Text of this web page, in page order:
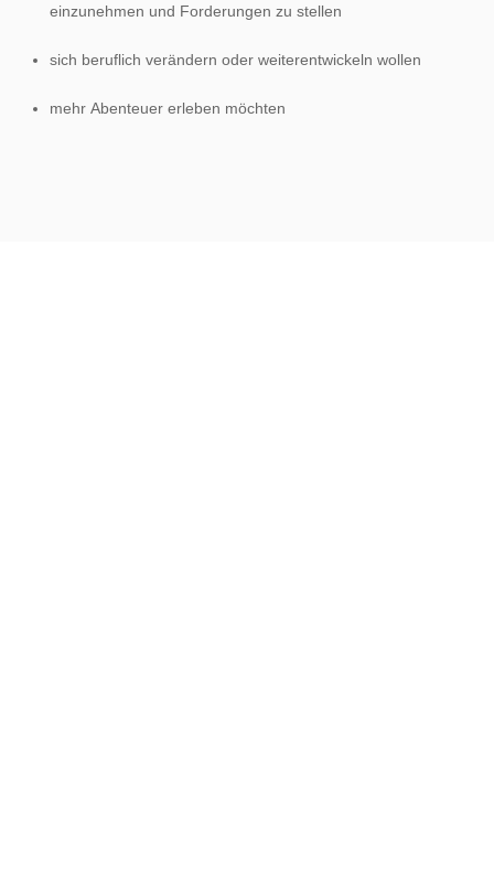
einzunehmen und Forderungen zu stellen
sich beruflich verändern oder weiterentwickeln wollen
mehr Abenteuer erleben möchten